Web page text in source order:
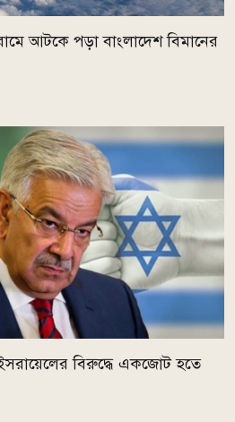
আটকে পড়া বাংলাদেশ বিমানের
বিরুদ্ধে একজোট হতে